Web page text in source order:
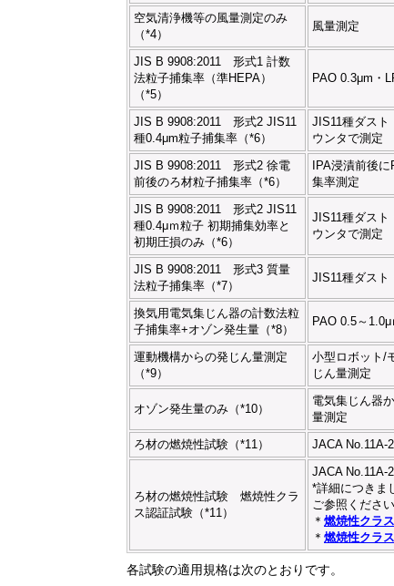
空気清浄機等の風量測定のみ
（*4）
風量測定
JIS B 9908:2011 形式1 計数
法粒子捕集率（準HEPA）
（*5）
PAO 0.3μm・
JIS B 9908:2011 形式2 JIS11
種0.4μm粒子捕集率（*6）
JIS11種ダスト
ウンタで測定
JIS B 9908:2011 形式2 徐電
前後のろ材粒子捕集率（*6）
IPA浸漬前後
集率測定
JIS B 9908:2011 形式2 JIS11
種0.4μｍ粒子 初期捕集効率と
初期圧損のみ（*6）
JIS11種ダスト
ウンタで測定
JIS B 9908:2011 形式3 質量
法粒子捕集率（*7）
JIS11種ダスト
換気用電気集じん器の計数法粒
子捕集率+オゾン発生量（*8）
PAO 0.5～
運動機構からの発じん量測定
（*9）
小型ロボット/
じん量測定
オゾン発生量のみ（*10）
電気集じん器
量測定
ろ材の燃焼性試験（*11） JACA No.11A-
ろ材の燃焼性試験 燃焼性クラ
ス認証試験（*11）
JACA No.11A-
*詳細につきま
ご参照ください
＊ 燃焼性クラ
＊ 燃焼性クラ
各試験の適用規格は次のとおりです。